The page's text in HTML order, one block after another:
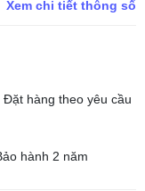
Xem chi tiết thông số
Đặt hàng theo yêu cầu
hành 2 năm